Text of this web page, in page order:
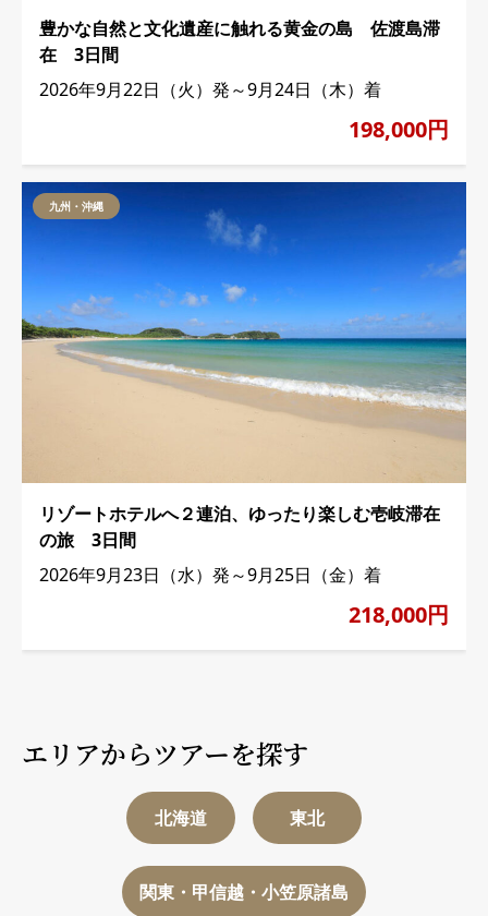
豊かな自然と文化遺産に触れる黄金の島 佐渡島滞
在 3日間
2026年9月22日（火）発～9月24日（木）着
198,000円
九州・沖縄
リゾートホテルへ２連泊、ゆったり楽しむ壱岐滞在
の旅 3日間
2026年9月23日（水）発～9月25日（金）着
218,000円
エリアからツアーを探す
北海道 東北
関東・甲信越・小笠原諸島